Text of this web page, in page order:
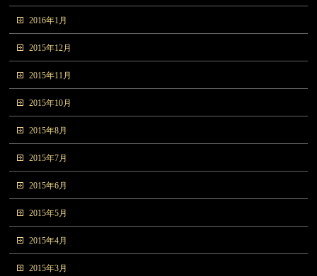
2016年1月
2015年12月
2015年11月
2015年10月
2015年8月
2015年7月
2015年6月
2015年5月
2015年4月
2015年3月